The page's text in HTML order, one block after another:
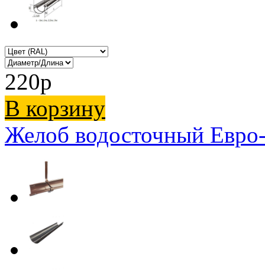
220p
В корзину
Желоб водосточный